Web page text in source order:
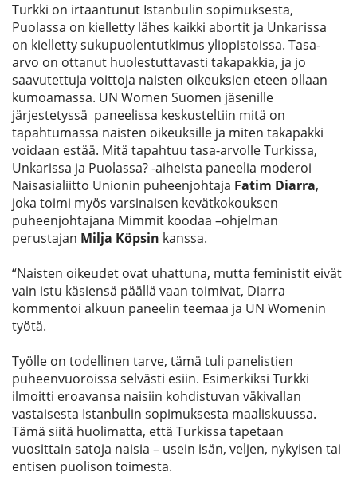
Turkki on irtaantunut Istanbulin sopimuksesta,
Puolassa on kielletty lähes kaikki abortit ja Unkarissa
on kielletty sukupuolentutkimus yliopistoissa. Tasa-
arvo on ottanut huolestuttavasti takapakkia, ja jo
saavutettuja voittoja naisten oikeuksien eteen ollaan
kumoamassa. UN Women Suomen jäsenille
järjestetyssä paneelissa keskusteltiin mitä on
tapahtumassa naisten oikeuksille ja miten takapakki
voidaan estää. Mitä tapahtuu tasa-arvolle Turkissa,
Unkarissa ja Puolassa? -aiheista paneelia moderoi
Naisasialiitto Unionin puheenjohtaja Fatim Diarra,
joka toimi myös varsinaisen kevätkokouksen
puheenjohtajana Mimmit koodaa –ohjelman
perustajan Milja Köpsin kanssa.
“Naisten oikeudet ovat uhattuna, mutta feministit eivät
vain istu käsiensä päällä vaan toimivat, Diarra
kommentoi alkuun paneelin teemaa ja UN Womenin
työtä.
Työlle on todellinen tarve, tämä tuli panelistien
puheenvuoroissa selvästi esiin. Esimerkiksi Turkki
ilmoitti eroavansa naisiin kohdistuvan väkivallan
vastaisesta Istanbulin sopimuksesta maaliskuussa.
Tämä siitä huolimatta, että Turkissa tapetaan
vuosittain satoja naisia – usein isän, veljen, nykyisen tai
entisen puolison toimesta.